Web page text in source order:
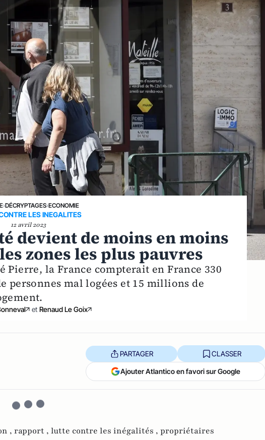
›DÉCRYPTAGES›ECONOMIE
LES INEGALITES
12 avril 2023
devient de moins en moins
zones les plus pauvres
Pierre, la France compterait en France 330
personnes mal logées et 15 millions de
et Renaud Le Goix
PARTAGER CLASSER
Ajouter Atlantico en favori sur Google
, rapport , lutte contre les inégalités , propriétaires